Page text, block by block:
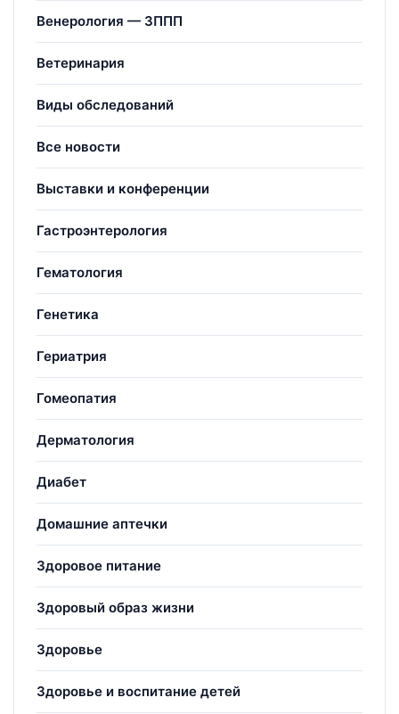
Венерология — ЗППП
Ветеринария
Виды обследований
Все новости
Выставки и конференции
Гастроэнтерология
Гематология
Генетика
Гериатрия
Гомеопатия
Дерматология
Диабет
Домашние аптечки
Здоровое питание
Здоровый образ жизни
Здоровье
Здоровье и воспитание детей